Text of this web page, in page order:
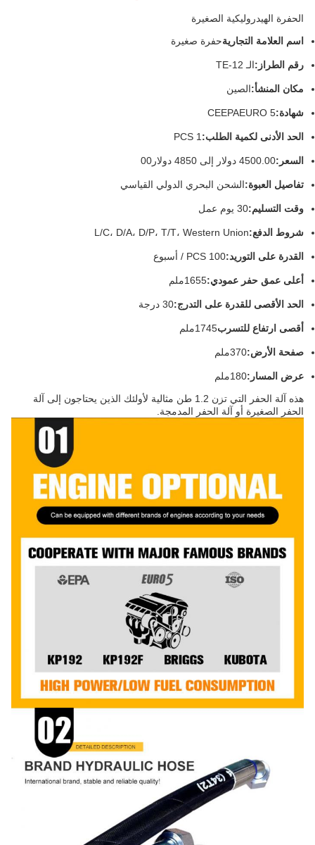
الحفرة الهيدروليكية الصغيرة
اسم العلامة التجاريةحفرة صغيرة
رقم الطراز: الـ TE-12
مكان المنشأ:الصين
شهادة:CEEPAEURO 5
الحد الأدنى لكمية الطلب:1 PCS
السعر: 4500.00 دولار إلى 4850 دولار00
تفاصيل العبوة:الشحن البحري الدولي القياسي
وقت التسليم:30 يوم عمل
شروط الدفع:L/C، D/A، D/P، T/T، Western Union
القدرة على التوريد:100 PCS / أسبوع
أعلى عمق حفر عمودي:1655ملم
الحد الأقصى للقدرة على التدرج:30 درجة
أقصى ارتفاع للتسرب1745ملم
صفحة الأرض:370ملم
عرض المسار: 180ملم
هذه آلة الحفر التي تزن 1.2 طن مثالية لأولئك الذين يحتاجون إلى آلة
الحفر الصغيرة أو آلة الحفر المدمجة.